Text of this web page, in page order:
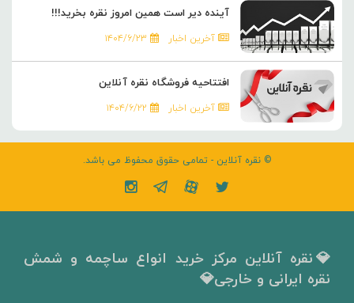
آینده دیر است همین امروز نقره بخرید!!!
آخرین اخبار ۱۴۰۴/۶/۲۳
افتتاحیه فروشگاه نقره آنلاین
آخرین اخبار ۱۴۰۴/۶/۲۲
© نقره آنلاین - تمامی حقوق محفوظ می باشد.
💎نقره آنلاین مرکز خرید انواع ساچمه و شمش
نقره ایرانی و خارجی💎